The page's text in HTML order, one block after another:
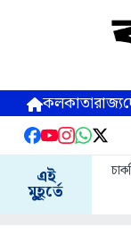
কলকাতারাজ্য
এই
মুহূর্তে